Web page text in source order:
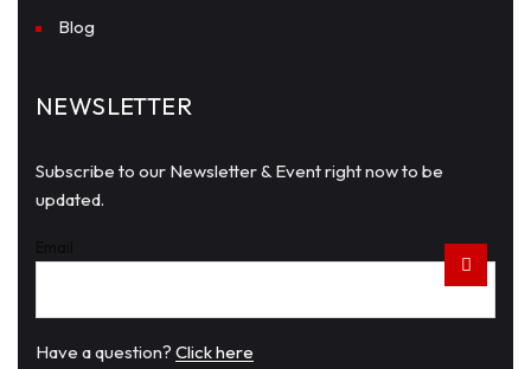
Blog
NEWSLETTER
Subscribe to our Newsletter & Event right now to be
updated.
Have a question? Click here